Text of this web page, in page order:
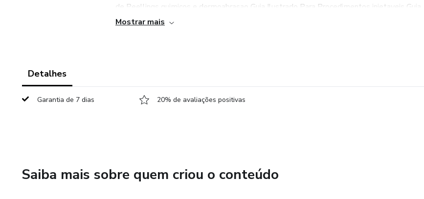
de Peellings quimicos e dermoabrasao Guia Ilustrado Para Procedimentos injetaveis Guia
Ilustrado para Infiltrações Estéticas com Toxina Botulínica Fios de PDO NOVA
ATENÇÃO: Os livros são em PDF, enviados via link para baixar. Caso encontre dificuldades
Mostrar mais
Detalhes
Garantia de 7 dias 20% de avaliações positivas
Saiba mais sobre quem criou o conteúdo